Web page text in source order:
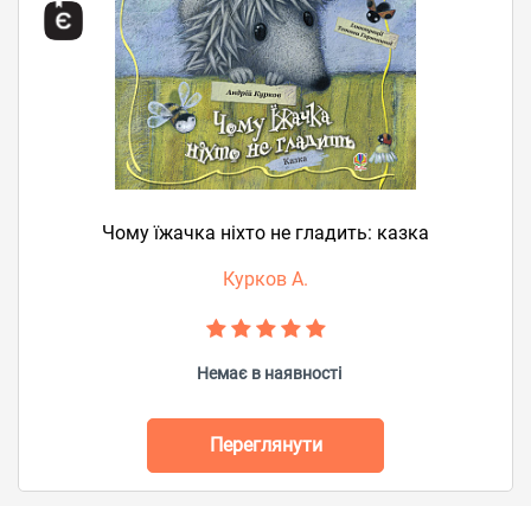
Чому їжачка ніхто не гладить: казка
Курков А.
Немає в наявності
Переглянути